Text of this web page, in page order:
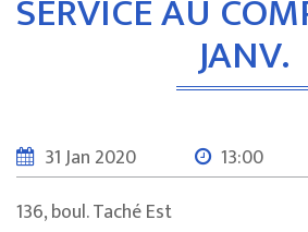
SERVICE AU
JANV.
31 Jan 2020
13:00
136, boul. Taché Est